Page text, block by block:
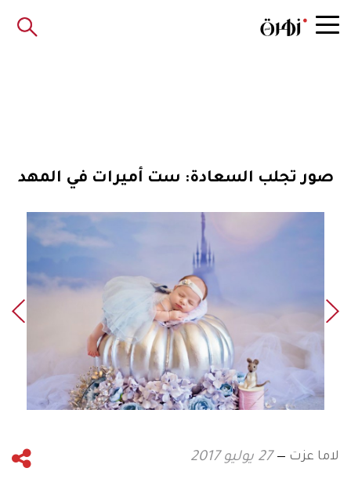
صور تجلب السعادة: ست أميرات في المهد
لاما عزت 27 يوليو 2017